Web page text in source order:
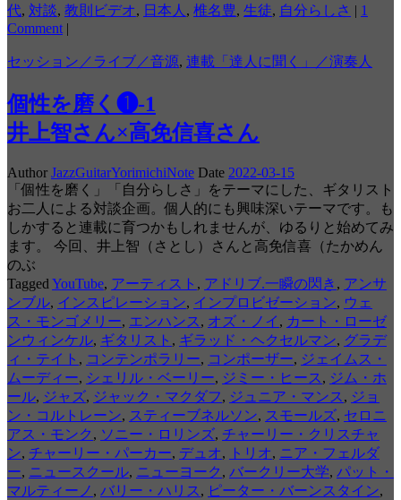
代, 対談, 教則ビデオ, 日本人 , 椎名豊, 生徒, 自分らしさ | 1
Comment |
セッション／ライブ／音源, 連載「達人に聞く」／演奏人
個性を磨く❶-1
井上智さん×高免信喜さん
Author JazzGuitarYorimichiNote Date 2022-03-15
「個性を磨く」「自分らしさ」をテーマにした、ギタリスト
お二人による対談企画。個人的にも興味深いテーマです。も
しかすると連載に育つかもしれませんが、ゆるりと始めてみ
ます。 今回、井上智（さとし）さんと高免信喜（たかめん
のぶ
Tagged YouTube, アーティスト , アドリブ.一瞬の閃き , アンサ
ンブル, インスピレーション, インプロビゼーション, ウェ
ス・モンゴメリー, エンハンス , オズ・ノイ , カート・ローゼ
ンウィンケル, ギタリスト , ギラッド・ヘクセルマン, グラデ
ィ・テイト , コンテンポラリー, コンポーザー, ジェイムス・
ムーディー, シェリル・ベーリー, ジミー・ヒース , ジム・ホ
ール, ジャズ, ジャック・マクダフ, ジュニア・マンス , ジョ
ン・コルトレーン, スティーブネルソン, スモールズ, セロニ
アス・モンク , ソニー・ロリンズ, チャーリー・クリスチャ
ン, チャーリー・パーカー, デュオ, トリオ, ニア・フェルダ
ー, ニュースクール, ニューヨーク , バークリー大学, パット・
マルティーノ , バリー・ハリス , ピーター・バーンスタイン,